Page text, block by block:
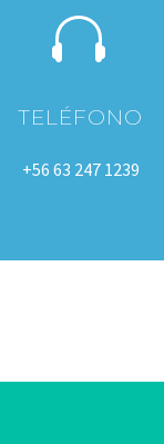


TELÉFONO
+56 63 247 1239